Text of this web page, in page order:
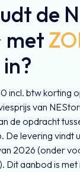
de
met
incl. btw korting
van
de opdracht
levering vindt
2026 (onder
Dit aanbod is